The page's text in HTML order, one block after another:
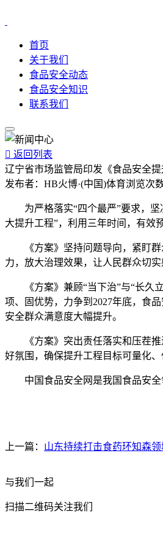
首页
关于我们
食品安全动态
食品安全知识
联系我们
 返回列表
辽宁省市场监管局印发《食品安全
发布者： HB火博·(中国)体育浏览次数
为严格落实“四个最严”要求，坚
大提升工程”，利用三年时间，有效
《方案》坚持问题导向，紧盯群
力，放大治理效果，让人民群众切
《方案》兼顾“当下治”与“长久立
项、固优势，力争到2027年底，食
安全群众满意度大幅提升。
《方案》突出责任落实和压茬推
好氛围，确保提升工程目标可量化
中国食品安全网是我国食品安全
上一篇： 山东持续打击食药环知森
与我们一起
扫描二维码关注我们